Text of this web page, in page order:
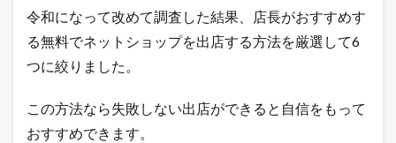
ラ
ン
キ
ン
グ
2.2
ヤ
フ
令和になって改めて調査した結果、店長がおすすめす
る無料でネットショップを出店する方法を厳選して6
つに絞りました。
この方法なら失敗しない出店ができると自信をもって
おすすめできます。